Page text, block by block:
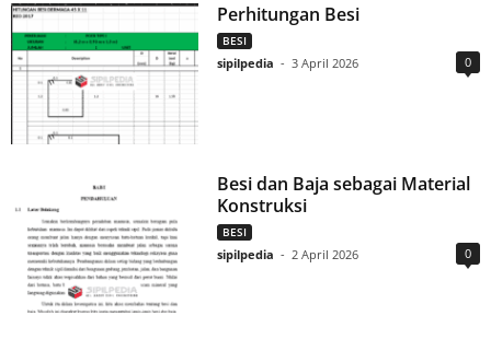
Perhitungan Besi
BESI
sipilpedia - 3 April 2026 0
Besi dan Baja sebagai Material
Konstruksi
BESI
sipilpedia - 2 April 2026 0